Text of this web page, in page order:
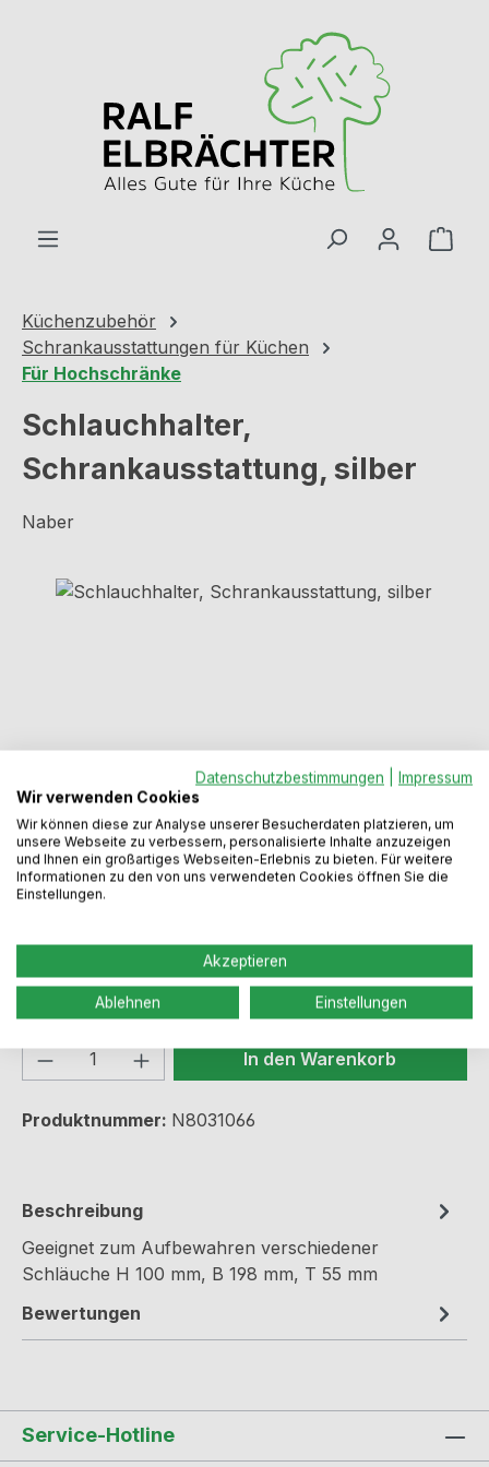
Küchenzubehör
Schrankausstattungen für Küchen
Für Hochschränke
Schlauchhalter,
Schrankausstattung, silber
Naber
Bildergalerie überspringen
Regulärer Preis:
12,71 €
Sofort verfügbar, Lieferzeit: 2-5 Werktage
Produkt Anzahl: Gib den gewünschten
In den Warenkorb
Produktnummer: N8031066
Beschreibung
Geeignet zum Aufbewahren verschiedener
Schläuche H 100 mm, B 198 mm, T 55 mm
Bewertungen
Service-Hotline
Datenschutzbestimmungen
Impressum
Wir verwenden Cookies
Wir können diese zur Analyse unserer Besucherdaten platzieren, um
unsere Webseite zu verbessern, personalisierte Inhalte anzuzeigen
und Ihnen ein großartiges Webseiten-Erlebnis zu bieten. Für weitere
Informationen zu den von uns verwendeten Cookies öffnen Sie die
Einstellungen.
Akzeptieren
Ablehnen Einstellungen